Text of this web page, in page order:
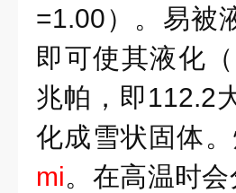
=1.00）。易被
即可使其液化
兆帕，即112.2
化成雪状固体
mi。在高温时